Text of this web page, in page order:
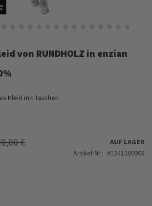
von RUNDHOLZ in enzian
Kleid mit Taschen
€
AUF LAGER
Artikel-Nr.
1241200908